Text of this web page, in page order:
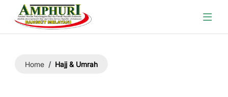
Home Hajj & Umrah